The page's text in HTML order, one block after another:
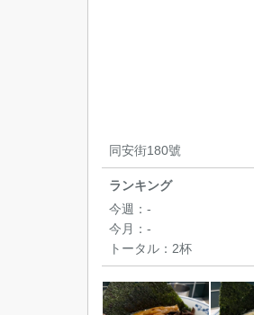
同安街180號
ランキング
今週： -
今月： -
トータル： 2杯